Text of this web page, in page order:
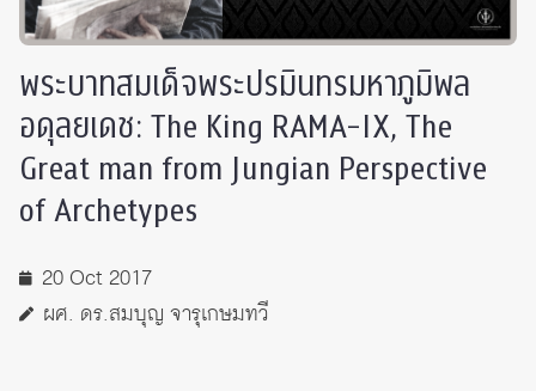
พระบาทสมเด็จพระปรมินทรมหาภูมิพล
อดุลยเดช: The King RAMA-IX, The
Great man from Jungian Perspective
of Archetypes
20 Oct 2017
ผศ. ดร.สมบุญ จารุเกษมทวี